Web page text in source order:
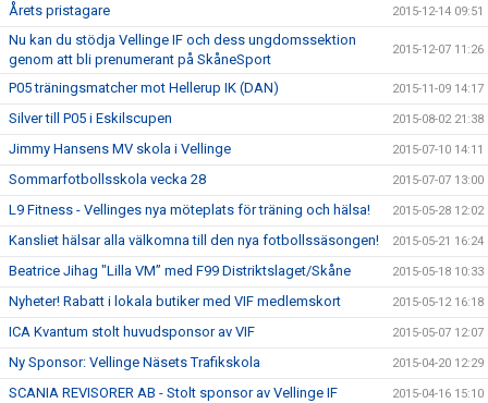
Årets pristagare 2015-12-14 09:51
Nu kan du stödja Vellinge IF och dess ungdomssektion
genom att bli prenumerant på SkåneSport
2015-12-07 11:26
P05 träningsmatcher mot Hellerup IK (DAN) 2015-11-09 14:17
Silver till P05 i Eskilscupen 2015-08-02 21:38
Jimmy Hansens MV skola i Vellinge 2015-07-10 14:11
Sommarfotbollsskola vecka 28 2015-07-07 13:00
L9 Fitness - Vellinges nya möteplats för träning och hälsa! 2015-05-28 12:02
Kansliet hälsar alla välkomna till den nya fotbollssäsongen! 2015-05-21 16:24
Beatrice Jihag "Lilla VM” med F99 Distriktslaget/Skåne 2015-05-18 10:33
Nyheter! Rabatt i lokala butiker med VIF medlemskort 2015-05-12 16:18
ICA Kvantum stolt huvudsponsor av VIF 2015-05-07 12:07
Ny Sponsor: Vellinge Näsets Trafikskola 2015-04-20 12:29
SCANIA REVISORER AB - Stolt sponsor av Vellinge IF 2015-04-16 15:10